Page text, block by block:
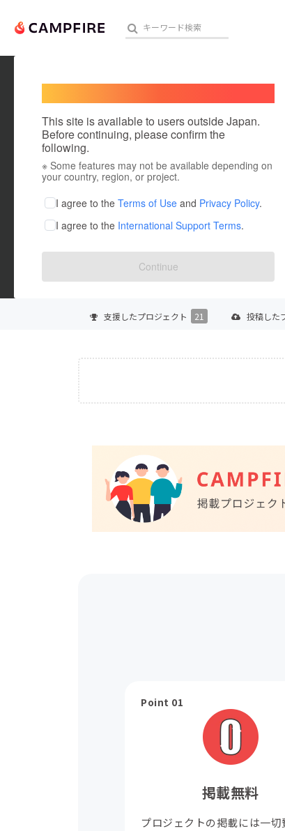
人気のプロジェクト 注
アート・写真
テクノロジー・ガジェット
映像・映画
ビジネス・起業
まちづくり・地域活性化
This site is available to users outside Japan.
Before continuing, please confirm the
following.
※ Some features may not be available depending on
your country, region, or project.
I agree to the Terms of Use and Privacy Policy.
I agree to the International Support Terms.
Continue
これ
出身国：
・ナゴ
・フード
支援したプロジェクト 21 投稿した
Point 01
掲載無料
プロジェクトの掲載には一切